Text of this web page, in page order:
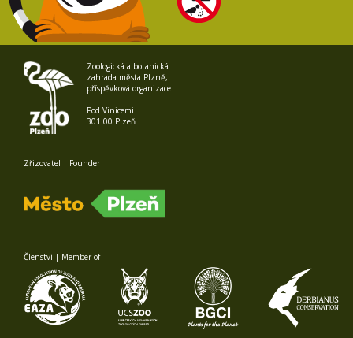
Zoologická a botanická
zahrada města Plzně,
příspěvková organizace
Pod Vinicemi
301 00 Plzeň
Zřizovatel | Founder
Členství | Member of